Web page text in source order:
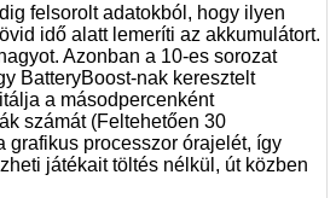
felsorolt adatokból, hogy ilyen
idő alatt lemeríti az akkumulátort.
Azonban a 10-es sorozat
BatteryBoost-nak keresztelt
a másodpercenként
számát (Feltehetően 30
grafikus processzor órajelét, így
játékait töltés nélkül, út közben